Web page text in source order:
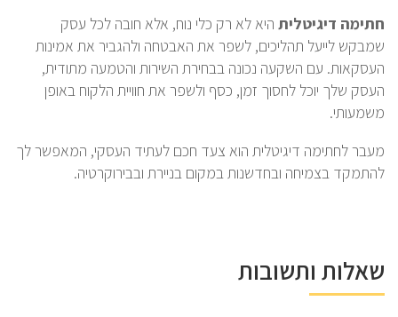
חתימה דיגיטלית היא לא רק כלי נוח, אלא חובה לכל עסק
שמבקש לייעל תהליכים, לשפר את האבטחה ולהגביר את אמינות
העסקאות. עם השקעה נכונה בבחירת השירות והטמעה מתודית,
העסק שלך יוכל לחסוך זמן, כסף ולשפר את חוויית הלקוח באופן
משמעותי.
מעבר לחתימה דיגיטלית הוא צעד חכם לעתיד העסקי, המאפשר לך
להתמקד בצמיחה ובחדשנות במקום בניירת ובבירוקרטיה.
שאלות ותשובות